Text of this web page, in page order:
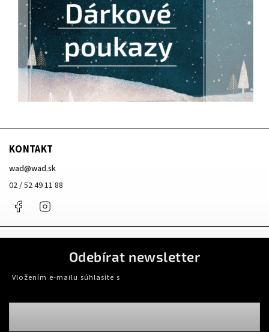
KONTAKT
wad@wad.sk
02 / 52 49 11 88
Facebook
Odebírat newsletter
Vložením e-mailu súhlasíte s